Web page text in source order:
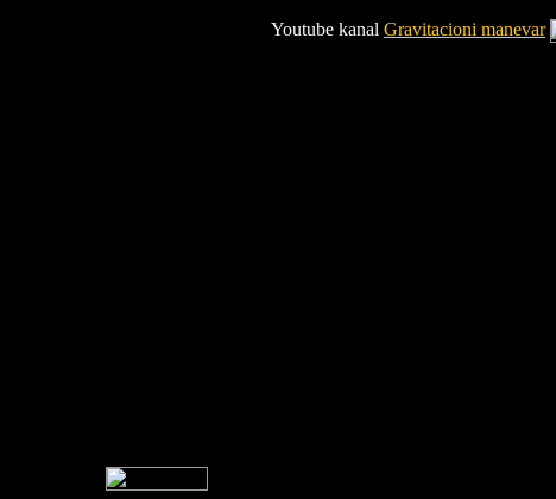
Youtube kanal Gravitacioni manevar